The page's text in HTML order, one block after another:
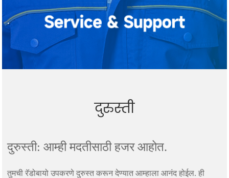
.
दुरुस्ती
दुरुस्ती: आम्ही मदतीसाठी हजर आहोत.
तुमची रॅडोबायो उपकरणे दुरुस्त करून देण्यात आम्हाला आनंद होईल. ही